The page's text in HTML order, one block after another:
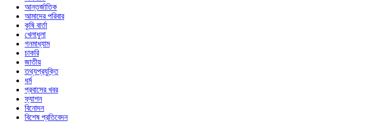
আন্তর্জাতিক
আমাদের পরিবার
কৃষি বার্তা
খেলাধুলা
গনমাধ্যাম
চাকরি
জাতীয়
তথ্যপ্রযুক্তি
ধর্ম
প্রবাসের খবর
ফ্যাশন
বিনোদন
বিশেষ প্রতিবেদন